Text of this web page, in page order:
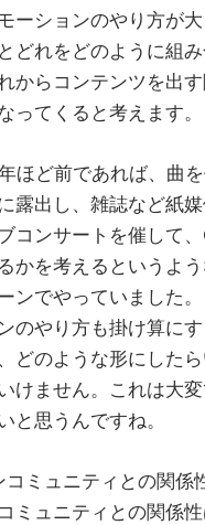
ーションのやり方が
どれをどのように組
からコンテンツを出
ってくると考えます。
ほど前であれば、曲
露出し、雑誌など紙
コンサートを催して
かを考えるというよ
ンでやっていました
のやり方も掛け算に
どのような形にした
けません。これは大
と思うんですね。
コミュニティとの関係
ミュニティとの関係性